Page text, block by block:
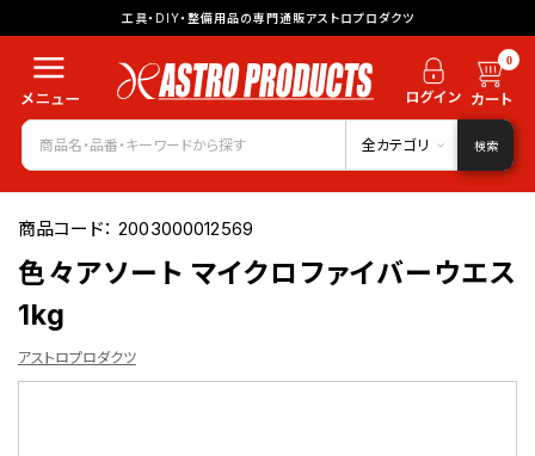
工具・DIY・整備用品の専門通販アストロプロダクツ
0
全カテゴリ 検索
商品コード：2003000012569
色々アソート マイクロファイバーウエス
1kg
アストロプロダクツ